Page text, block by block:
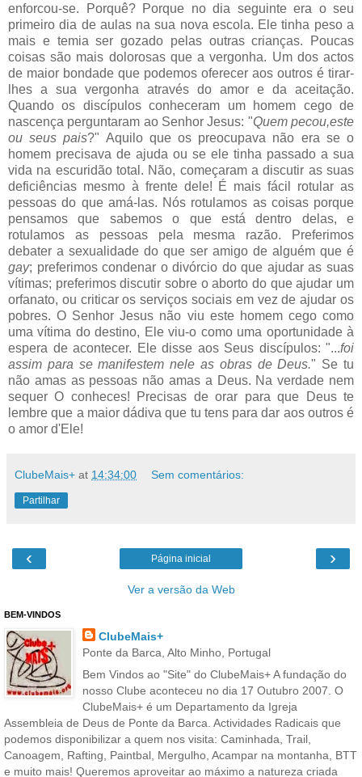
enforcou-se. Porquê? Porque no dia seguinte era o seu
primeiro dia de aulas na sua nova escola. Ele tinha peso a
mais e temia ser gozado pelas outras crianças. Poucas
coisas são mais dolorosas que a vergonha. Um dos actos
de maior bondade que podemos oferecer aos outros é tirar-
lhes a sua vergonha através do amor e da aceitação.
Quando os discípulos conheceram um homem cego de
nascença perguntaram ao Senhor Jesus: "Quem pecou,este
ou seus pais?" Aquilo que os preocupava não era se o
homem precisava de ajuda ou se ele tinha passado a sua
vida na escuridão total. Não, começaram a discutir as suas
deficiências mesmo à frente dele! É mais fácil rotular as
pessoas do que amá-las. Nós rotulamos as coisas porque
pensamos que sabemos o que está dentro delas, e
rotulamos as pessoas pela mesma razão. Preferimos
debater a sexualidade do que ser amigo de alguém que é
gay; preferimos condenar o divórcio do que ajudar as suas
vítimas; preferimos discutir sobre o aborto do que ajudar um
orfanato, ou criticar os serviços sociais em vez de ajudar os
pobres. O Senhor Jesus não viu este homem cego como
uma vítima do destino, Ele viu-o como uma oportunidade à
espera de acontecer. Ele disse aos Seus discípulos: "...foi
assim para se manifestem nele as obras de Deus." Se tu
não amas as pessoas não amas a Deus. Na verdade nem
sequer O conheces! Precisas de orar para que Deus te
lembre que a maior dádiva que tu tens para dar aos outros é
o amor d'Ele!
ClubeMais+ at 14:34:00 Sem comentários:
Partilhar
‹ ›
Página inicial
Ver a versão da Web
BEM-VINDOS
ClubeMais+
Ponte da Barca, Alto Minho, Portugal
Bem Vindos ao "Site" do ClubeMais+ A fundação do
nosso Clube aconteceu no dia 17 Outubro 2007. O
ClubeMais+ é um Departamento da Igreja
Assembleia de Deus de Ponte da Barca. Actividades Radicais que
podemos disponibilizar a quem nos visita: Caminhada, Trail,
Canoagem, Rafting, Paintbal, Mergulho, Acampar na montanha, BTT
e muito mais! Queremos aproveitar ao máximo a natureza criada